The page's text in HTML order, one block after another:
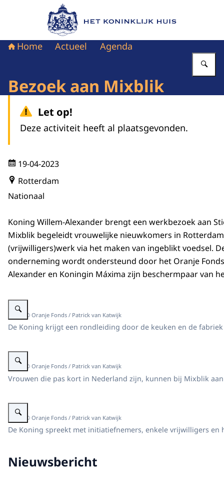
Naar de homepage van Het Koninklijk Huis
Home Actueel Agenda
Bezoek aan Mixblik
Let op!
Deze activiteit heeft al plaatsgevonden.
19-04-2023
Rotterdam
Nationaal
Koning Willem-Alexander brengt een werkbezoek aan
Mixblik begeleidt vrouwelijke nieuwkomers in
(vrijwilligers)werk via het maken van ingeblikt voedsel.
onderneming wordt ondersteund door het Oranje
Alexander en Koningin Máxima zijn beschermpaar van
Vergroot afbeelding Koning Willem-Alexander Mixblik Oranje Fonds
Beeld: © Oranje Fonds / Patrick van Katwijk
De Koning krijgt een rondleiding door de keuken en de
Vergroot afbeelding Koning Willem-Alexander Mixblik Oranje Fonds
Beeld: © Oranje Fonds / Patrick van Katwijk
Vrouwen die pas kort in Nederland zijn, kunnen bij Mixblik
Vergroot afbeelding Koning Willem-Alexander Mixblik Oranje Fonds
Beeld: © Oranje Fonds / Patrick van Katwijk
De Koning spreekt met initiatiefnemers, enkele vrijwilligers
Nieuwsbericht